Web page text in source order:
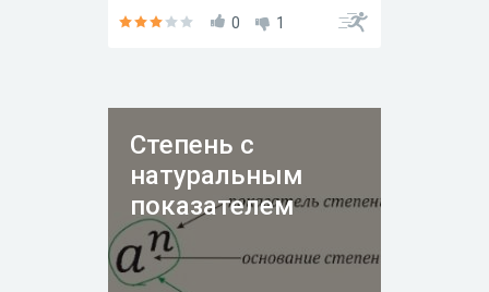
0 1
Степень с
натуральным
показателем